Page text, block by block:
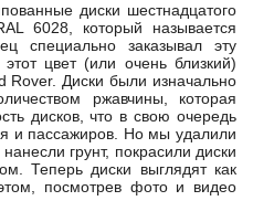
диски шестнадцатого
6028, который называется
специально заказывал эту
цвет (или очень близкий)
Rover. Диски были изначально
ржавчины, которая
дисков, что в свою очередь
и пассажиров. Но мы удалили
грунт, покрасили диски
Теперь диски выглядят как
посмотрев фото и видео